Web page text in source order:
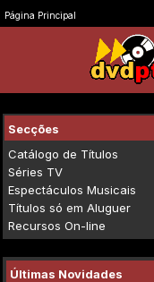
Página Principal
Secções
Catálogo de Títulos
Séries TV
Espectáculos Musicais
Títulos só em Aluguer
Recursos On-line
Últimas Novidades